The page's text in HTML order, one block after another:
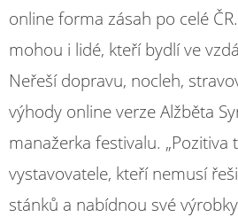
online forma zásah po celé
mohou i lidé, kteří bydlí ve
Neřeší dopravu, nocleh,
výhody online verze Alžběta
manažerka festivalu. „Pozitiva
vystavovatele, kteří nemusí
stánků a nabídnou své